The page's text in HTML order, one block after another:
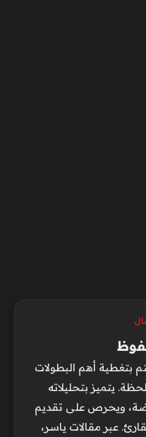
بتغطية أهم البطولات
يتميز بتحليلاته
ويحرص على تقديم
عبر مقالات ياسر،